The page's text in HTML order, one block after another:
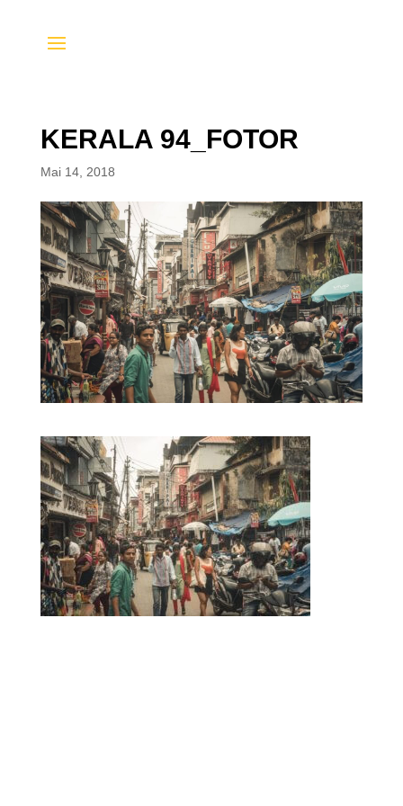
KERALA 94_FOTOR
Mai 14, 2018